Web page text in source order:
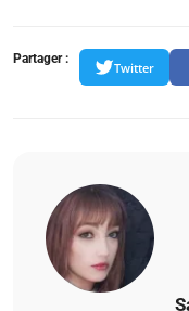
Partager :
Twitter